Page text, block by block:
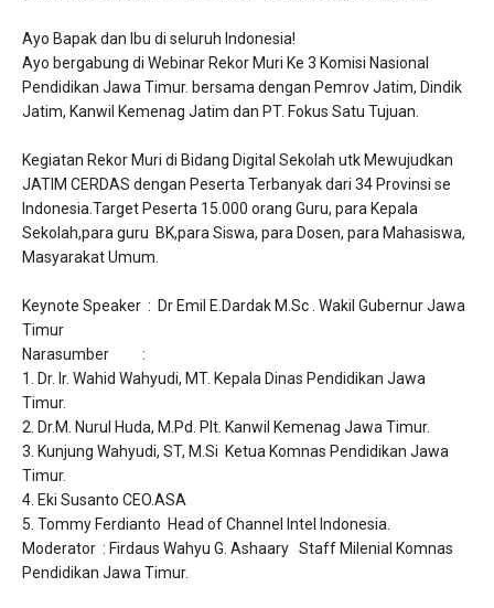
Ayo Bapak dan Ibu di seluruh Indonesia!
Ayo bergabung di Webinar Rekor Muri Ke 3 Komisi Nasional
Pendidikan Jawa Timur. bersama dengan Pemrov Jatim, Dindik
Jatim, Kanwil Kemenag Jatim dan PT. Fokus Satu Tujuan.
Kegiatan Rekor Muri di Bidang Digital Sekolah utk Mewujudkan
JATIM CERDAS dengan Peserta Terbanyak dari 34 Provinsi se
Indonesia.Target Peserta 15.000 orang Guru, para Kepala
Sekolah,para guru BK,para Siswa, para Dosen, para Mahasiswa,
Masyarakat Umum.
Keynote Speaker : Dr Emil E.Dardak M.Sc . Wakil Gubernur Jawa
Timur
Narasumber :
1. Dr. Ir. Wahid Wahyudi, MT. Kepala Dinas Pendidikan Jawa
Timur.
2. Dr.M. Nurul Huda, M.Pd. Plt. Kanwil Kemenag Jawa Timur.
3. Kunjung Wahyudi, ST, M.Si Ketua Komnas Pendidikan Jawa
Timur.
4. Eki Susanto CEO.ASA
5. Tommy Ferdianto Head of Channel Intel Indonesia.
Moderator : Firdaus Wahyu G. Ashaary Staff Milenial Komnas
Pendidikan Jawa Timur.